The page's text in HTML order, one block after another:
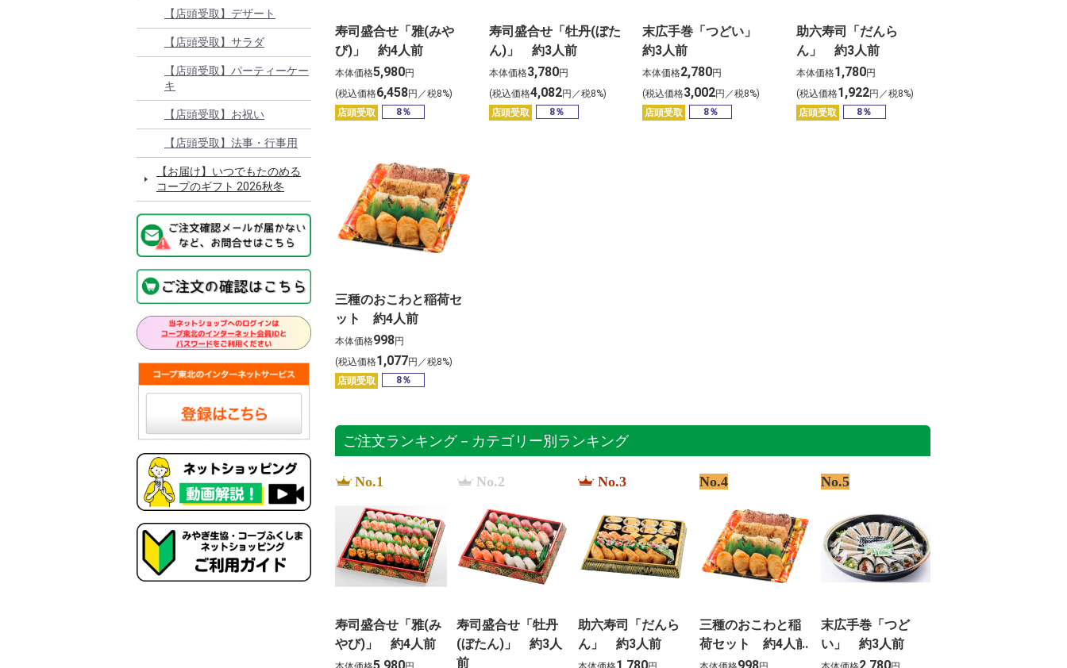
【店頭受取】デザート
【店頭受取】サラダ
【店頭受取】パーティーケー
キ
【店頭受取】お祝い
【店頭受取】法事・行事用
【お届け】いつでもたのめる
コープのギフト 2026秋冬
寿司盛合せ「雅(みや
び)」 約4人前
本体価格5,980円
(税込価格6,458円／税8%)
店頭受取
8％
寿司盛合せ「牡丹(ぼた
ん)」 約3人前
本体価格3,780円
(税込価格4,082円／税8%)
店頭受取
8％
末広手巻「つどい」
約3人前
本体価格2,780円
(税込価格3,002円／税8%)
店頭受取
8％
助六寿司「だんら
ん」 約3人前
本体価格1,780円
(税込価格1,922円／税8%)
店頭受取
8％
三種のおこわと稲荷セ
ット 約4人前
本体価格998円
(税込価格1,077円／税8%)
店頭受取
8％
ご注文ランキング－カテゴリー別ランキング
No.1
寿司盛合せ「雅(み
やび)」 約4人前
No.2
寿司盛合せ「牡丹
(ぼたん)」 約3人
前
No.3
助六寿司「だんら
ん」 約3人前
No.4
三種のおこわと稲
荷セット 約4人前
No.5
末広手巻「つど
い」 約3人前